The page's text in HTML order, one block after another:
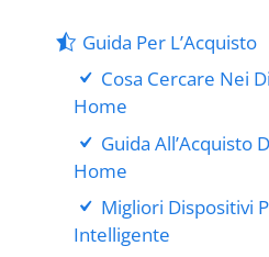
Guida Per L’Acquisto
Cosa Cercare Nei
Home
Guida All’Acquisto
Home
Migliori Dispositivi
Intelligente